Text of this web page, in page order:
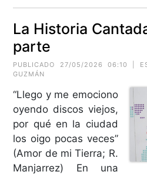
La Historia
parte
PUBLICADO 27/05/2026 06:10 |
GUZMÁN
“Llego y me emociono
oyendo discos viejos,
por qué en la ciudad
los oigo pocas veces”
(Amor de mi Tierra; R.
Manjarrez) En una